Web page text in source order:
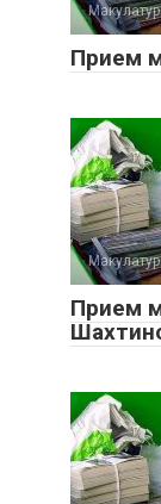
Прием
Прием